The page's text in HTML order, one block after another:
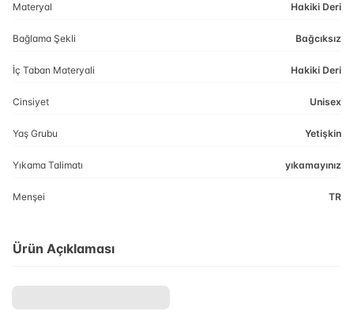
Materyal Hakiki Deri
Bağlama Şekli Bağcıksız
İç Taban Materyali Hakiki Deri
Cinsiyet Unisex
Yaş Grubu Yetişkin
Yıkama Talimatı yıkamayınız
Menşei TR
Ürün Açıklaması